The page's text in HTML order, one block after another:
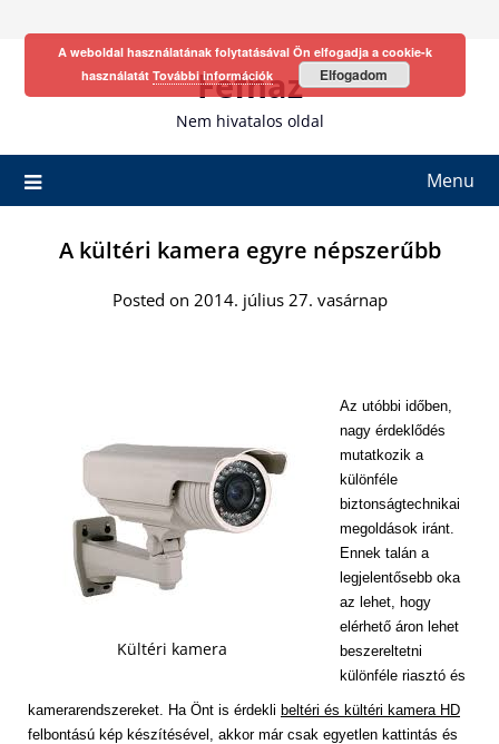
Fefhaz
Nem hivatalos oldal
Menu
A kültéri kamera egyre népszerűbb
Posted on 2014. július 27. vasárnap
Kültéri kamera
Az utóbbi időben,
nagy érdeklődés
mutatkozik a
különféle
biztonságtechnikai
megoldások iránt.
Ennek talán a
legjelentősebb oka
az lehet, hogy
elérhető áron lehet
beszereltetni
különféle riasztó és
kamerarendszereket. Ha Önt is érdekli beltéri és kültéri kamera HD
felbontású kép készítésével, akkor már csak egyetlen kattintás és
A weboldal használatának folytatásával Ön elfogadja a cookie-k
használatát További információk Elfogadom